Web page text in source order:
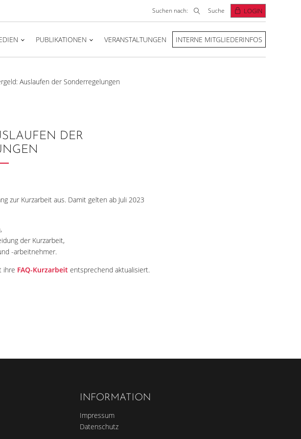
Suchen nach: Suche LOGIN
PUBLIKATIONEN VERANSTALTUNGEN INTERNE MITGLIEDERINFOS
Auslaufen der Sonderregelungen
DER
zur Kurzarbeit aus. Damit gelten ab Juli 2023
der Kurzarbeit,
-arbeitnehmer.
ihre FAQ-Kurzarbeit entsprechend aktualisiert.
INFORMATION
Impressum
Datenschutz